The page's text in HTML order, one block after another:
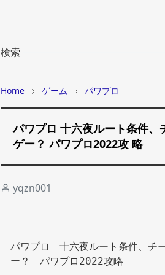
検索
Home ゲーム パワプロ
パワプロ 十六夜ルート条件
ゲー？ パワプロ2022攻 略
yqzn001
パワプロ　十六夜ルート条件、チ
ー？　パワプロ2022攻略